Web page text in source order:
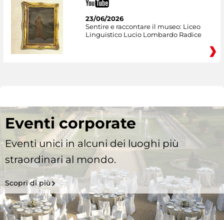
23/06/2026
Sentire e raccontare il museo: Liceo
Linguistico Lucio Lombardo Radice
Eventi corporate
Eventi unici in alcuni dei luoghi più
straordinari al mondo.
Scopri di più